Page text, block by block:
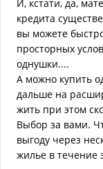
И, кстати, да,
кредита
вы можете
просторных
однушки....
А можно купить
дальше на
жить при этом
Выбор за вами.
выгоду через
жилье в течение